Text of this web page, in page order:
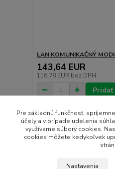
LAN KOMUNIKAČNÝ
143,64 EUR
116,78 EUR bez DPH
Pridať
strana
Pre základnú funkčnosť,
účely a v prípade udelenia
využívame súbory cookies.
cookies môžete kedykoľvek
Nastavenia